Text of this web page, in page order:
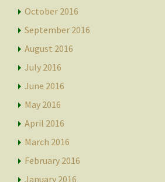
October 2016
September 2016
August 2016
July 2016
June 2016
May 2016
April 2016
March 2016
February 2016
January 2016